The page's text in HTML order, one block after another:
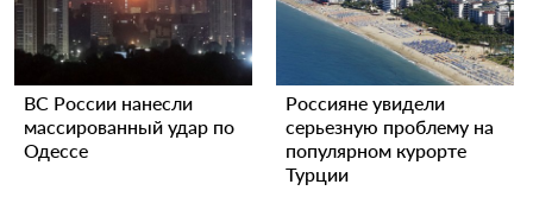
ВС России нанесли
массированный удар по
Одессе
Россияне увидели
серьезную проблему на
популярном курорте
Турции